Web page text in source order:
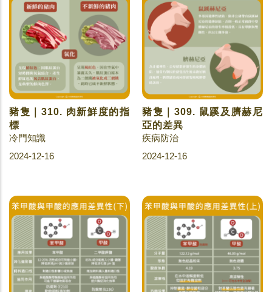
豬隻｜310. 肉新鮮度的指
標
冷門知識
2024-12-16
豬隻｜309. 鼠蹊及臍赫尼
亞的差異
疾病防治
2024-12-16